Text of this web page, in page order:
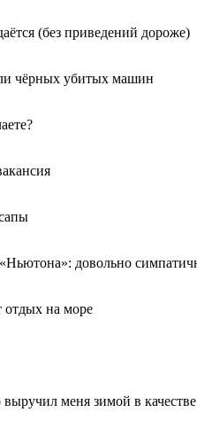
(без приведений дороже)
чёрных убитых машин
довольно
на море
меня зимой в